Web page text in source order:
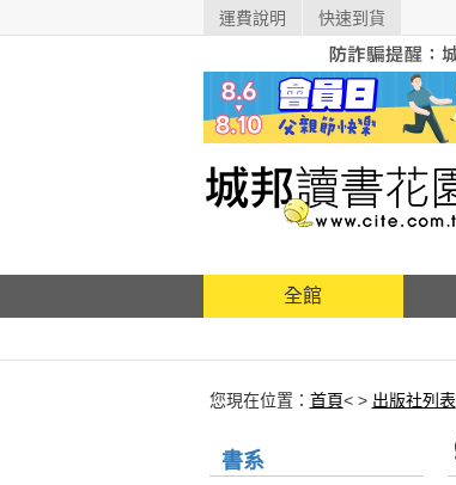
運費說明 快速到貨
全館
您現在位置： 首頁< > 出版社列表
書系